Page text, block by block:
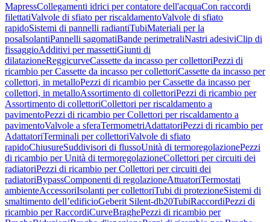
MapressCollegamenti idrici per contatore dell'acquaCon raccordi
filettatiValvole di sfiato per riscaldamentoValvole di sfiato
rapidoSistemi di pannelli radiantiTubiMateriali per la
posaIsolantiPannelli sagomatiBande perimetraliNastri adesiviClip di
fissaggioAdditivi per massettiGiunti di
dilatazioneReggicurveCassette da incasso per collettoriPezzi di
ricambio per Cassette da incasso per collettoriCassette da incasso per
collettori, in metalloPezzi di ricambio per Cassette da incasso per
collettori, in metalloAssortimento di collettoriPezzi di ricambio per
Assortimento di collettoriCollettori per riscaldamento a
pavimentoPezzi di ricambio per Collettori per riscaldamento a
pavimentoValvole a sferaTermometriAdattatoriPezzi di ricambio per
AdattatoriTerminali per collettoriValvole di sfiato
rapidoChiusureSuddivisori di flussoUnità di termoregolazionePezzi
di ricambio per Unità di termoregolazioneCollettori per circuiti dei
radiatoriPezzi di ricambio per Collettori per circuiti dei
radiatoriBypassComponenti di regolazioneAttuatoriTermostati
ambienteAccessoriIsolanti per collettoriTubi di protezioneSistemi di
smaltimento dell’edificioGeberit Silent-db20TubiRaccordiPezzi di
ricambio per RaccordiCurveBraghePezzi di ricambio per